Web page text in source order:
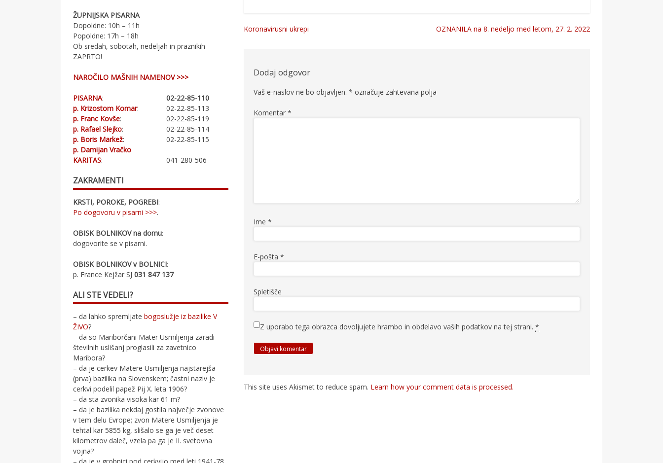
Koronavirusni ukrepi OZNANILA na 8. nedeljo med letom, 27. 2. 2022
Dodaj odgovor
Vaš e-naslov ne bo objavljen. * označuje zahtevana polja
Komentar *
Ime *
E-pošta *
Spletišče
Z uporabo tega obrazca dovoljujete hrambo in obdelavo vaših podatkov na tej strani. *
This site uses Akismet to reduce spam. Learn how your comment data is processed.
ŽUPNIJSKA PISARNA
Dopoldne: 10h – 11h
Popoldne: 17h – 18h
Ob sredah, sobotah, nedeljah in praznikih
ZAPRTO!
NAROČILO MAŠNIH NAMENOV >>>
PISARNA:
02-22-85-110
p. Krizostom Komar:
02-22-85-113
p. Franc Kovše:
02-22-85-119
p. Rafael Slejko:
02-22-85-114
p. Boris Markež:
02-22-85-115
p. Damijan Vračko
KARITAS: 041-280-506
ZAKRAMENTI
KRSTI, POROKE, POGREBI:
Po dogovoru v pisarni >>>.
OBISK BOLNIKOV na domu:
dogovorite se v pisarni.
OBISK BOLNIKOV v BOLNICI:
p. France Kejžar SJ031 847 137
ALI STE VEDELI?
– da lahko spremljatebogoslužje iz bazilike V
ŽIVO?
– da so Mariborčani Mater Usmiljenja zaradi
številnih uslišanj proglasili za zavetnico
Maribora?
– da je cerkev Matere Usmiljenja najstarejša
(prva) bazilika na Slovenskem; častni naziv je
cerkvi podelil papež Pij X. leta 1906?
– da sta zvonika visoka kar 61 m?
– da je bazilika nekdaj gostila največje zvonove
v tem delu Evrope; zvon Matere Usmiljenja je
tehtal kar 5855 kg, slišalo se ga je več deset
kilometrov daleč, vzela pa ga je II. svetovna
vojna?